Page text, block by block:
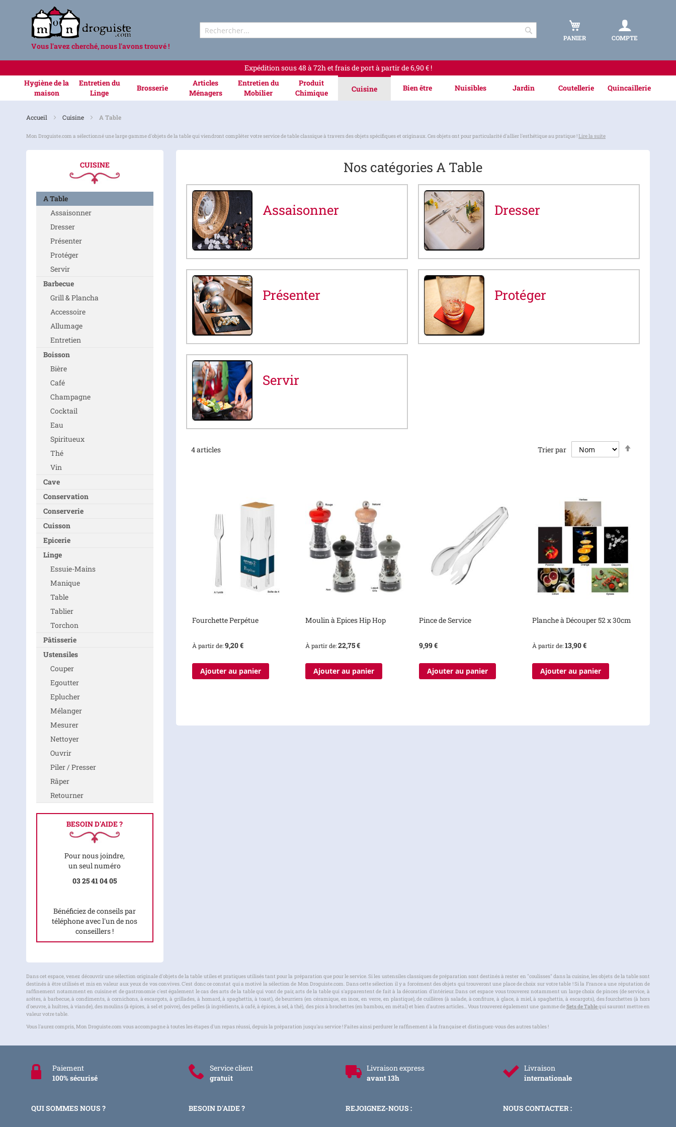
Vous l'avez cherché, nous l'avons trouvé !
RechercherPANIER COMPTE
Expédition sous 48 à 72h et frais de port à partir de 6,90 € !
Hygiène de la
maison
Entretien du
Linge
Brosserie
Articles
Ménagers
Entretien du
Mobilier
Produit
Chimique
Cuisine Bien être Nuisibles Jardin Coutellerie Quincaillerie
Accueil Cuisine A Table
Mon Droguiste.com a sélectionné une large gamme d'objets de la table qui viendront compléter votre service de table classique à travers des objets spécifiques et originaux. Ces objets ont pour particularité d'allier l'esthétique au pratique !Lire la suite
Nos catégories A Table
Assaisonner Dresser
Présenter Protéger
Servir
4articles Trier par
Fourchette Perpétue
À partir de 9,20 €
Ajouter au panier
Moulin à Epices Hip Hop
À partir de 22,75 €
Ajouter au panier
Pince de Service
9,99 €
Ajouter au panier
Planche à Découper 52 x 30cm
À partir de 13,90 €
Ajouter au panier
CUISINE
A Table
Assaisonner
Dresser
Présenter
Protéger
Servir
Barbecue
Grill & Plancha
Accessoire
Allumage
Entretien
Boisson
Bière
Café
Champagne
Cocktail
Eau
Spiritueux
Thé
Vin
Cave
Conservation
Conserverie
Cuisson
Epicerie
Linge
Essuie-Mains
Manique
Table
Tablier
Torchon
Pâtisserie
Ustensiles
Couper
Egoutter
Eplucher
Mélanger
Mesurer
Nettoyer
Ouvrir
Piler / Presser
Râper
Retourner
BESOIN D'AIDE ?
Pour nous joindre,
un seul numéro
03 25 41 04 05
Bénéficiez de conseils par
téléphone avec l'un de nos
conseillers !
Dans cet espace, venez découvrir une sélection originale d'objets de la table utiles et pratiques utilisés tant pour la préparation que pour le service. Si les ustensiles classiques de préparation sont destinés à rester en "coulisses" dans la cuisine, les objets de la table sont
destinés à être utilisés et mis en valeur aux yeux de vos convives. C'est donc ce constat qui a motivé la sélection de Mon Droguiste.com. Dans cette sélection il y a forcément des objets qui trouveront une place de choix sur votre table ! Si la France a une réputation de
raffinement notamment en cuisine et de gastronomie c'est également le cas des arts de la table qui vont de pair, arts de la table qui s'apparentent de fait à la décoration d'intérieur. Dans cet espace vous trouverez notamment un large choix de pinces (de service, à
arêtes, à barbecue, à condiments, à cornichons, à escargots, à grillades, à homard, à spaghettis, à toast), de beurriers (en céramique, en inox, en verre, en plastique), de cuillères (à salade, à confiture, à glace, à miel, à spaghettis, à escargots), des fourchettes (à hors
d'oeuvre, à huîtres, à viande), des moulins (à épices, à sel et poivre), des pelles (à ingrédients, à café, à épices, à sel, à thé), des pics à brochettes (en bambou, en métal) et bien d'autres articles... Vous trouverez également une gamme deSets de Tablequi sauront mettre en
valeur votre table.
Vous l'aurez compris, Mon Droguiste.com vous accompagne à toutes les étapes d'un repas réussi, depuis la préparation jusqu'au service ! Faites ainsi perdurer le raffinement à la française et distinguez-vous des autres tables !
Paiement
100% sécurisé
Service client
gratuit
Livraison express
avant 13h
Livraison
internationale
QUI SOMMES NOUS ? BESOIN D'AIDE ? REJOIGNEZ-NOUS : NOUS CONTACTER :